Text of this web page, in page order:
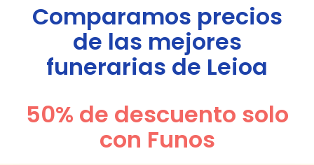
Comparamos precios
de las mejores
funerarias de Leioa
50% de descuento solo
con Funos